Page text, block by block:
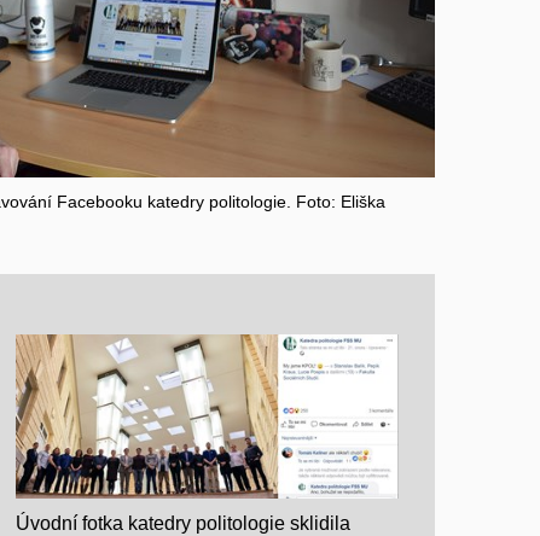
Facebooku katedry politologie. Foto: Eliška
Úvodní fotka katedry politologie sklidila